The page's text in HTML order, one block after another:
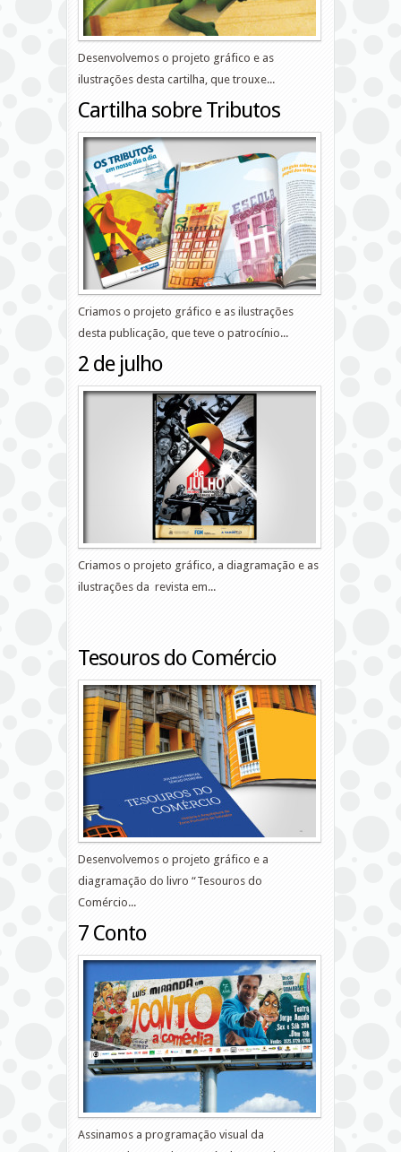
Desenvolvemos o projeto gráfico e as
ilustrações desta cartilha, que trouxe...
Cartilha sobre Tributos
Criamos o projeto gráfico e as ilustrações
desta publicação, que teve o patrocínio...
2 de julho
Criamos o projeto gráfico, a diagramação e as
ilustrações da revista em...
Tesouros do Comércio
Desenvolvemos o projeto gráfico e a
diagramação do livro “Tesouros do
Comércio...
7 Conto
Assinamos a programação visual da